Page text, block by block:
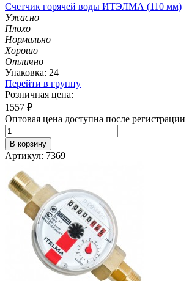
Счетчик горячей воды ИТЭЛМА (110 мм)
Ужасно
Плохо
Нормально
Хорошо
Отлично
Упаковка: 24
Перейти в группу
Розничная цена:
1557 ₽
Оптовая цена доступна после регистрации
В корзину
Артикул: 7369